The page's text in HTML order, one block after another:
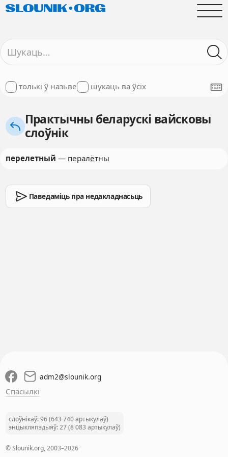
толькі ў назьве шукаць ва ўсіх
Практычны беларускі вайсковы
слоўнік
перелетный — пералётны
Паведаміць пра недакладнасьць
adm2@slounik.org
Спасылкі
слоўнікаў: 96 (643 740 артыкулаў)
энцыкляпэдыяў: 27 (8 083 артыкулаў)
© Slounik.org, 2003–2026